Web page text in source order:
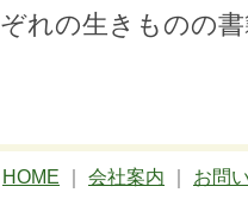
ぞれの生きものの
HOME 会社案内 お問